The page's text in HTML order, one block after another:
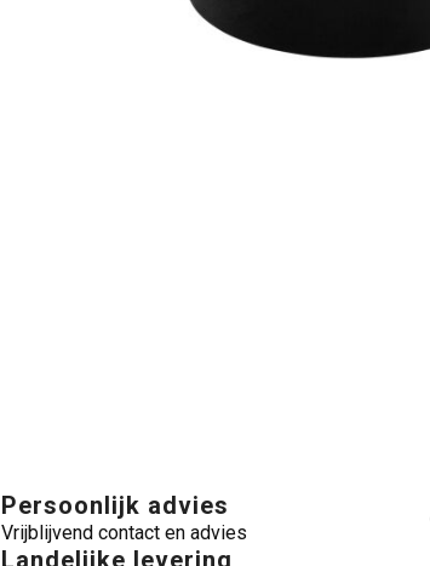
Persoonlijk advies
Vrijblijvend contact en advies